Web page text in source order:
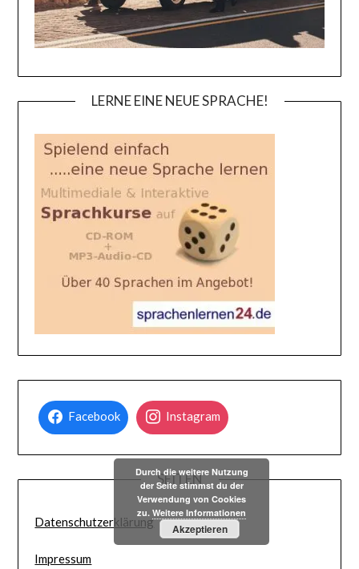
LERNE EINE NEUE SPRACHE!
Facebook Instagram
SEITEN
Datenschutzerklärung
Impressum
Durch die weitere Nutzung
der Seite stimmst du der
Verwendung von Cookies
zu. Weitere Informationen
Akzeptieren